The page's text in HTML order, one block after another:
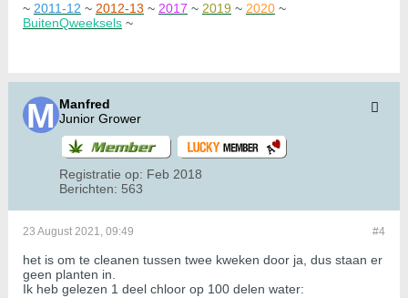
~ 2011-12 ~ 2012-13 ~ 2017 ~ 2019 ~ 2020 ~
BuitenQweeksels ~
Manfred
Junior Grower
Registratie op: Feb 2018
Berichten: 563
#4
23 August 2021, 09:49
het is om te cleanen tussen twee kweken door ja, dus staan er
geen planten in.
Ik heb gelezen 1 deel chloor op 100 delen water: